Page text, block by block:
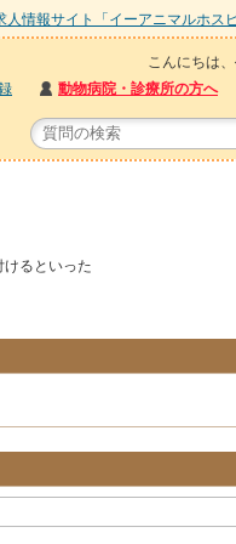
人情報サイト「イーアニマルホス
こんにちは、
動物病院・診療所の方へ
るといった